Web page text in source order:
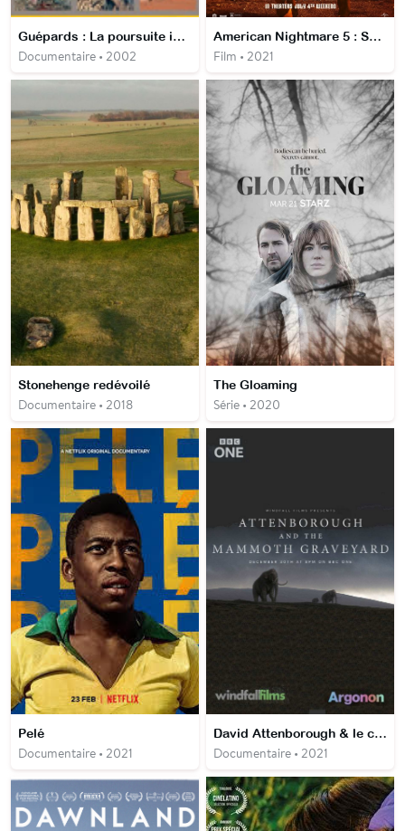
Guépards : La poursuite impitoyable
Documentaire • 2002
American Nightmare 5 : Sans Limites
Film • 2021
Stonehenge redévoilé
Documentaire • 2018
The Gloaming
Série • 2020
Pelé
Documentaire • 2021
David Attenborough & le cimetière des mammouths
Documentaire • 2021